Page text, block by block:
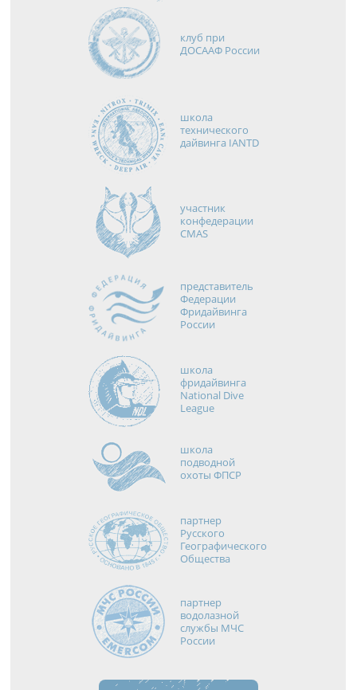
клуб при
ДОСААФ России
школа
технического
дайвинга IANTD
участник
конфедерации
CMAS
представитель
Федерации
Фридайвинга
России
школа
фридайвинга
National Dive
League
школа
подводной
охоты ФПСР
партнер
Русского
Географического
Общества
партнер
водолазной
службы МЧС
России